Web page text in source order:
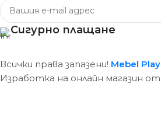
Сигурно плащане
Всички права запазени! Mebel Play
Изработка на онлайн магазин от